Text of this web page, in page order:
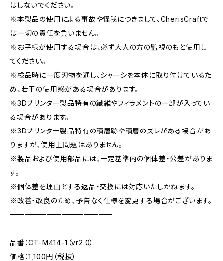
はしないでください。
※本製品の使用による事故や怪我につきまして、CherisCraftで
は一切の責任を負いません。
※お子様が使用する場合は、必ず大人の方の監視のもと使用し
てください。
※検品時に一度刃物を通し、シャーシを本体に取り付けているた
め、若干の使用感がある場合があります。
※3Dプリンター製品特有の繊維やフィラメントの一部が入ってい
る場合があります。
※3Dプリンター製品特有の積層跡や積層のズレがある場合があ
りますが、使用上問題はありません。
※製品および使用部品には、一定基準内の個体差・公差がありま
す。
※個体差を理由とする返品・交換には対応いたしかねます。
※改善・改良のため、予告なく仕様を変更する場合がございます。
━━━━━━━━━━━━━━
品番：CT-M414-1（vr2.0）
価格：1,100円（税抜）